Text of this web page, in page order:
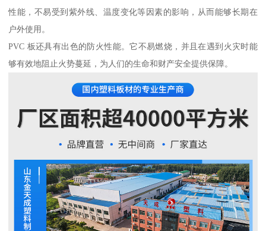
性能，不易受到紫外线、温度变化等因素的影响，从而能够长期在
户外使用。
PVC 板还具有出色的防火性能。它不易燃烧，并且在遇到火灾时能
够有效地阻止火势蔓延，为人们的生命和财产安全提供保障。